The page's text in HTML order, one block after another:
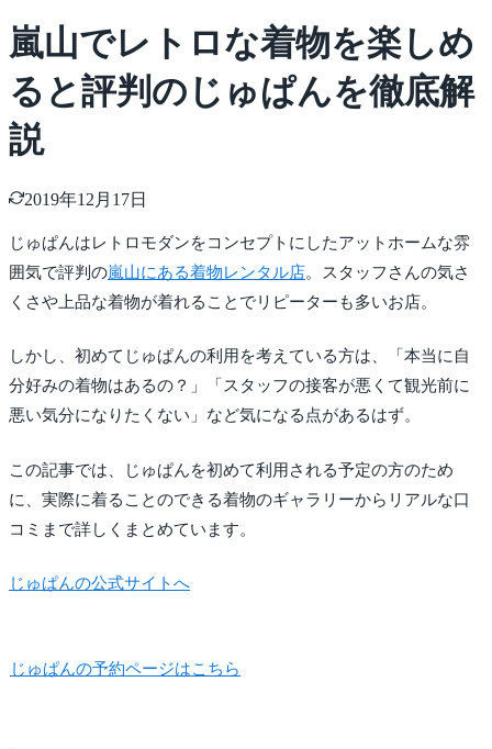
嵐山でレトロな着物を楽しめ
ると評判のじゅぱんを徹底解
説
2019年12月17日
じゅぱんはレトロモダンをコンセプトにしたアットホームな雰
囲気で評判の嵐山にある着物レンタル店。スタッフさんの気さ
くさや上品な着物が着れることでリピーターも多いお店。
しかし、初めてじゅぱんの利用を考えている方は、「本当に自
分好みの着物はあるの？」「スタッフの接客が悪くて観光前に
悪い気分になりたくない」など気になる点があるはず。
この記事では、じゅぱんを初めて利用される予定の方のため
に、実際に着ることのできる着物のギャラリーからリアルな口
コミまで詳しくまとめています。
じゅぱんの公式サイトへ
じゅぱんの予約ページはこちら